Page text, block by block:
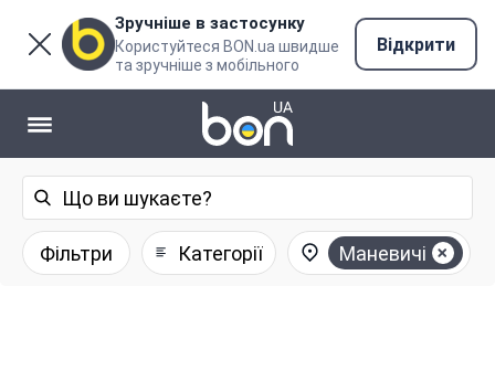
Зручніше в застосунку
Користуйтеся BON.ua швидше
та зручніше з мобільного
Відкрити
Фільтри Категорії Маневичі